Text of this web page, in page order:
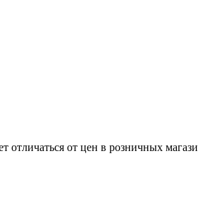
отличаться от цен в розничных